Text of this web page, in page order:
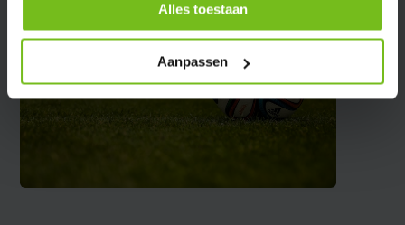
Alles toestaan
Aanpassen